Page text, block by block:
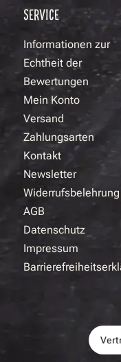
SERVICE
Informationen zur
Echtheit der
Bewertungen
Mein Konto
Versand
Zahlungsarten
Kontakt
Newsletter
Widerrufsbelehrung
AGB
Datenschutz
Impressum